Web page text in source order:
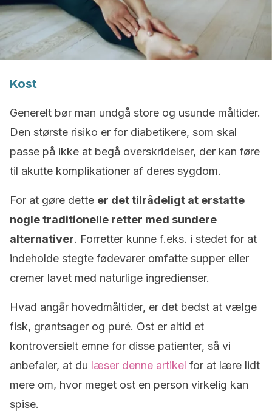
Kost
Generelt bør man undgå store og usunde måltider.
Den største risiko er for diabetikere, som skal
passe på ikke at begå overskridelser, der kan føre
til akutte komplikationer af deres sygdom.
For at gøre dette er det tilrådeligt at erstatte
nogle traditionelle retter med sundere
alternativer. Forretter kunne f.eks. i stedet for at
indeholde stegte fødevarer omfatte supper eller
cremer lavet med naturlige ingredienser.
Hvad angår hovedmåltider, er det bedst at vælge
fisk, grøntsager og puré. Ost er altid et
kontroversielt emne for disse patienter, så vi
anbefaler, at du læser denne artikel for at lære lidt
mere om, hvor meget ost en person virkelig kan
spise.